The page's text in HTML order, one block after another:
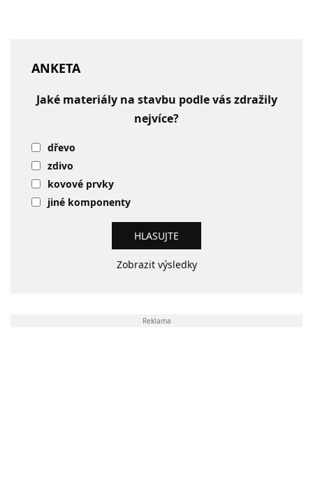
ANKETA
Jaké materiály na stavbu podle vás zdražily
nejvíce?
dřevo
zdivo
kovové prvky
jiné komponenty
Zobrazit výsledky
Reklama